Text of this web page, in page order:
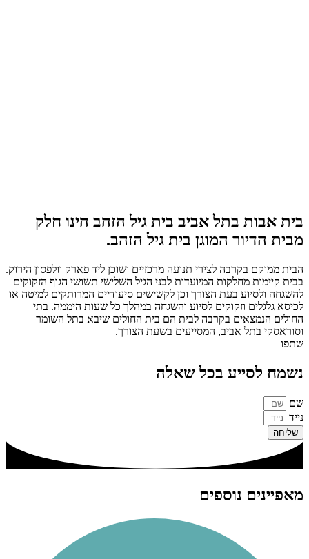
בית אבות בתל אביב בית גיל הזהב הינו חלק
מבית הדיור המוגן בית גיל הזהב.
הבית ממוקם בקרבה לצירי תנועה מרכזיים ושוכן ליד פארק וולפסון הירוק.
בבית קיימות מחלקות המיועדות לבני הגיל השלישי תשושי הגוף הזקוקים
להשגחה ולסיוע בעת הצורך וכן לקשישים סיעודיים המרותקים למיטה או
לכיסא גלגלים וזקוקים לסיוע והשגחה במהלך כל שעות היממה. בתי
החולים הנמצאים בקרבה לבית הם בית החולים שיבא בתל השומר
וסוראסקי בתל אביב, המסייעים בשעת הצורך.
שתפו
נשמח לסייע בכל שאלה
שם
נייד
שליחה
מאפיינים נוספים